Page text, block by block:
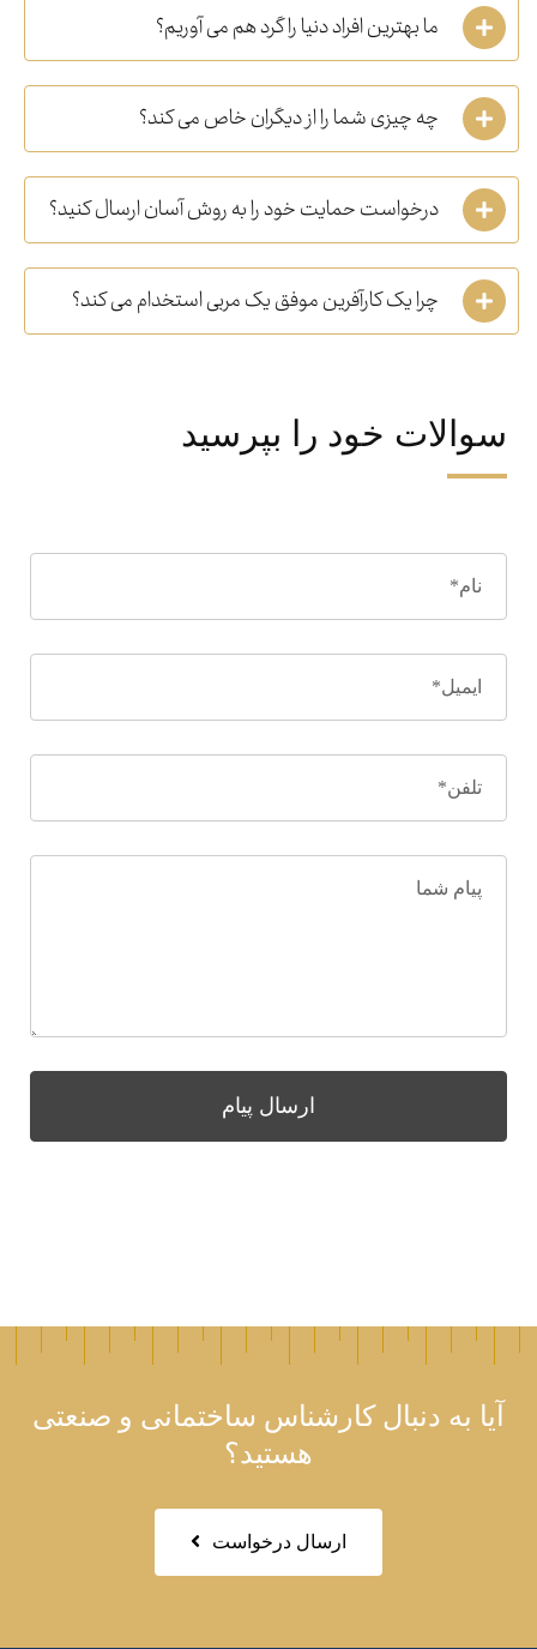
ما بهترین افراد دنیا را گرد هم می آوریم؟
چه چیزی شما را از دیگران خاص می کند؟
درخواست حمایت خود را به روش آسان ارسال کنید؟
چرا یک کارآفرین موفق یک مربی استخدام می کند؟
سوالات خود را بپرسید
آیا به دنبال کارشناس ساختمانی و صنعتی
هستید؟
ارسال درخواست